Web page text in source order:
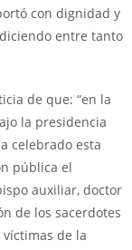
con dignidad y
entre tanto
de que: “en la
la presidencia
celebrado esta
pública el
auxiliar, doctor
de los sacerdotes
de la